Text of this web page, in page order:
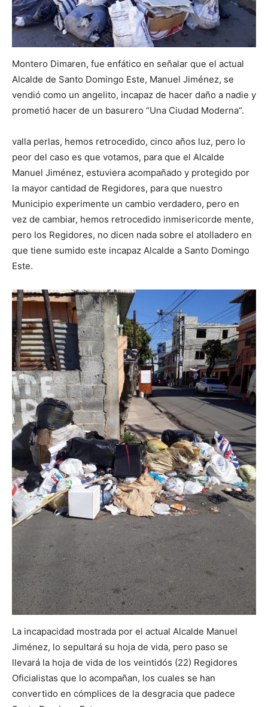
Montero Dimaren, fue enfático en señalar que el actual
Alcalde de Santo Domingo Este, Manuel Jiménez, se
vendió como un angelito, incapaz de hacer daño a nadie y
prometió hacer de un basurero “Una Ciudad Moderna”.
valla perlas, hemos retrocedido, cinco años luz, pero lo
peor del caso es que votamos, para que el Alcalde
Manuel Jiménez, estuviera acompañado y protegido por
la mayor cantidad de Regidores, para que nuestro
Municipio experimente un cambio verdadero, pero en
vez de cambiar, hemos retrocedido inmisericorde mente,
pero los Regidores, no dicen nada sobre el atolladero en
que tiene sumido este incapaz Alcalde a Santo Domingo
Este.
La incapacidad mostrada por el actual Alcalde Manuel
Jiménez, lo sepultará su hoja de vida, pero paso se
llevará la hoja de vida de los veintidós (22) Regidores
Oficialistas que lo acompañan, los cuales se han
convertido en cómplices de la desgracia que padece